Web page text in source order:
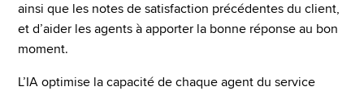
ainsi que les notes de satisfaction précédentes du client,
et d’aider les agents à apporter la bonne réponse au bon
moment.
L’IA optimise la capacité de chaque agent du service